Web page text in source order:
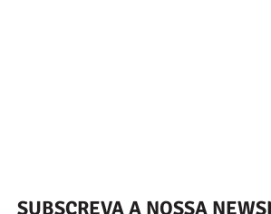
SUBSCREVA A NOSSA